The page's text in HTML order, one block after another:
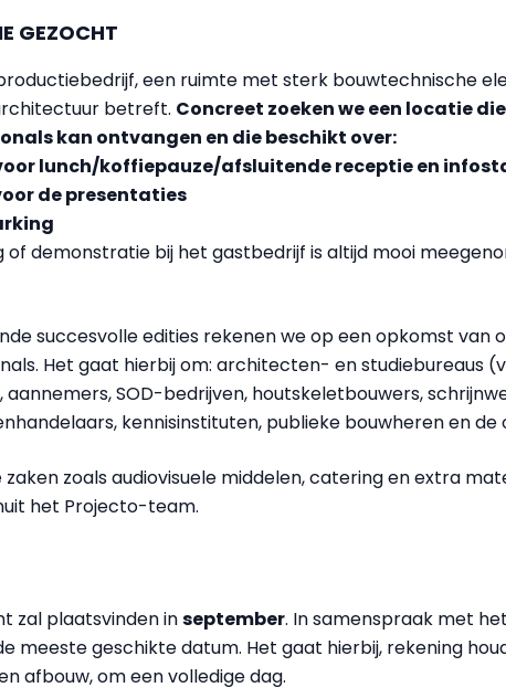
GEZOCHT
een ruimte met sterk bouwtechnische
betreft. Concreet zoeken we een locatie
kan ontvangen en die beschikt over:
lunch/koffiepauze/afsluitende receptie en
de presentaties
of demonstratie bij het gastbedrijf is altijd mooi
succesvolle edities rekenen we op een opkomst van
Het gaat hierbij om: architecten- en studiebureaus
aannemers, SOD-bedrijven, houtskeletbouwers,
kennisinstituten, publieke bouwheren en de
zoals audiovisuele middelen, catering en extra
het Projecto-team.
zal plaatsvinden inseptember. In samenspraak met
meeste geschikte datum. Het gaat hierbij, rekening
afbouw, om een volledige dag.